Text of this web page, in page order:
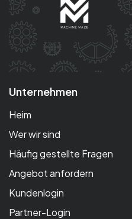
Unternehmen
Heim
Wer wir sind
Häufig gestellte Fragen
Angebot anfordern
Kundenlogin
Partner-Login